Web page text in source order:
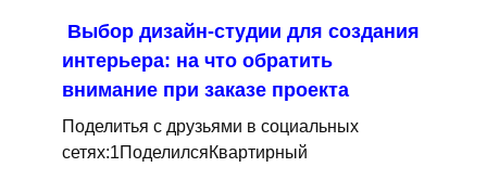
Выбор дизайн-студии для создания
интерьера: на что обратить
внимание при заказе проекта
Поделитья с друзьями в социальных
сетях:1ПоделилсяКвартирный